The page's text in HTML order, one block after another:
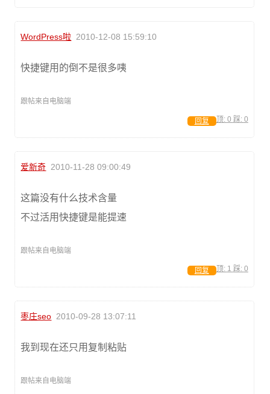
WordPress啦 2010-12-08 15:59:10
快捷键用的倒不是很多咦
跟帖来自电脑端
顶: 0 踩: 0
回复
爱新奇 2010-11-28 09:00:49
这篇没有什么技术含量
不过活用快捷键是能提速
跟帖来自电脑端
顶: 1 踩: 0
回复
枣庄seo 2010-09-28 13:07:11
我到现在还只用复制粘贴
跟帖来自电脑端